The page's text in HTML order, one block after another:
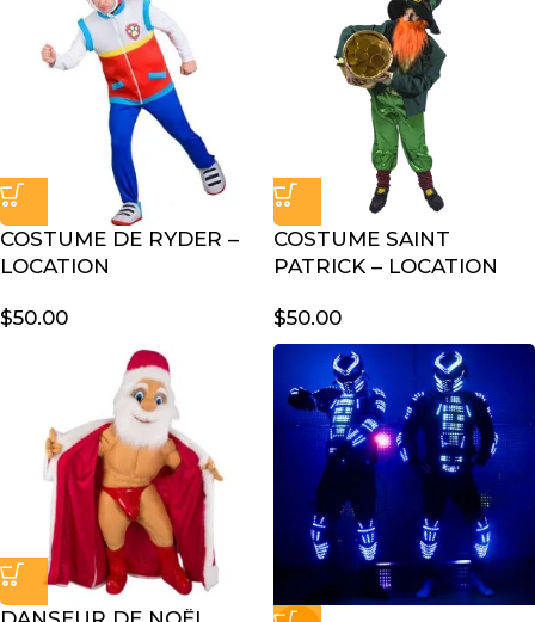
COSTUME DE RYDER –
LOCATION
$50.00
COSTUME SAINT
PATRICK – LOCATION
$50.00